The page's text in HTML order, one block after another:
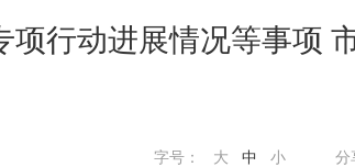
行动进展情况等事项
分
字号： 大 中 小